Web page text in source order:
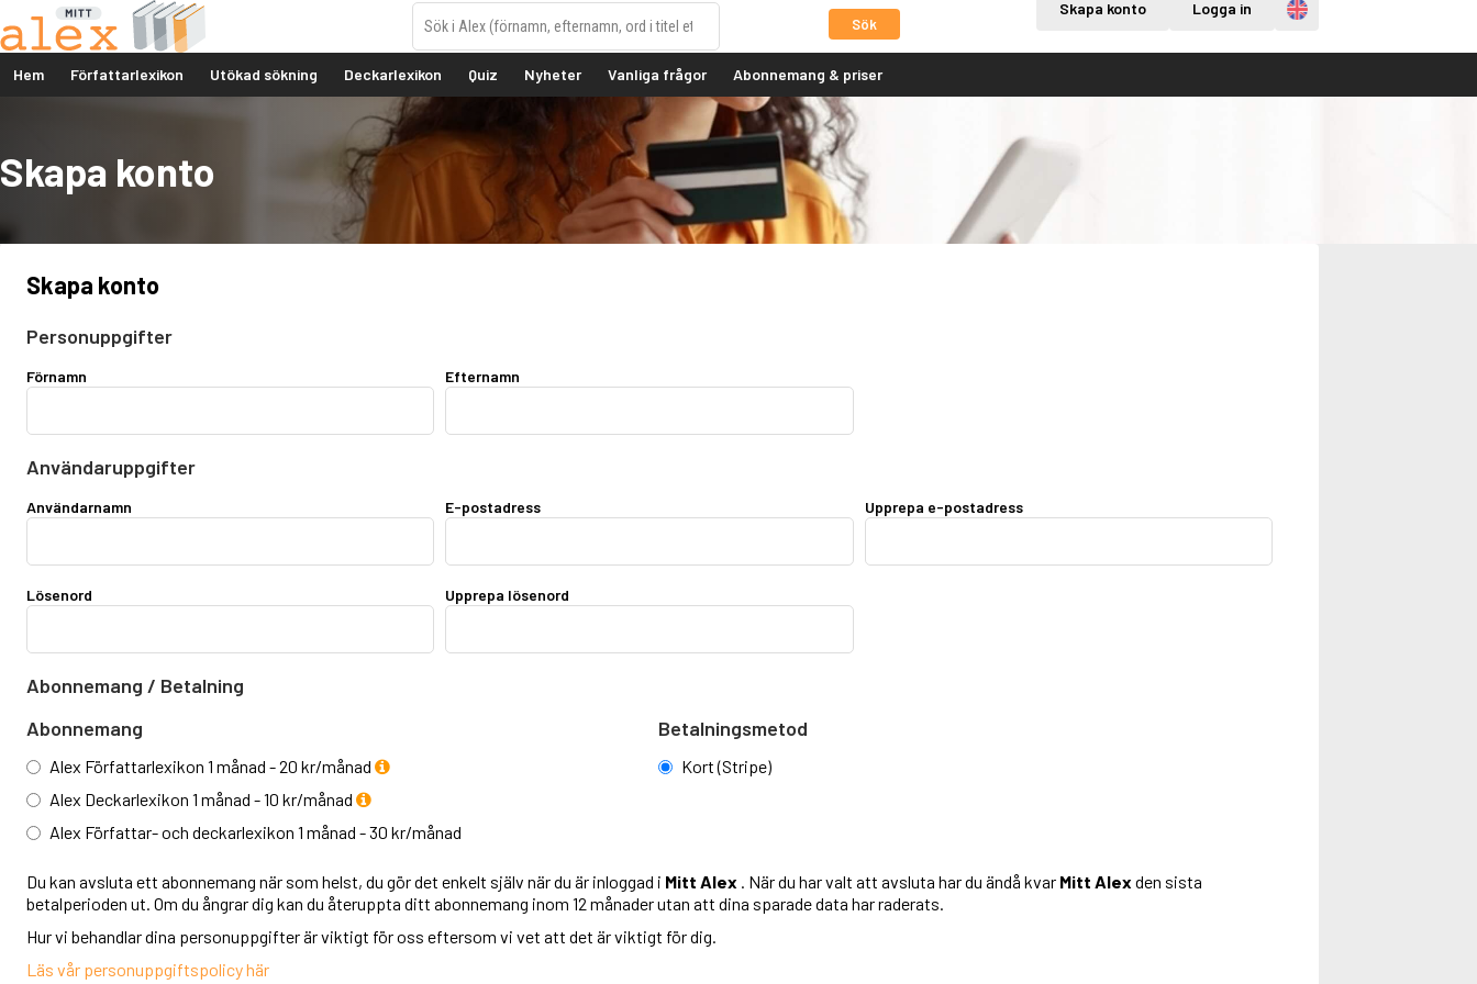
Sök
Skapa konto Logga in Engelska
Hem Författarlexikon Utökad sökning Deckarlexikon Quiz Nyheter Vanliga frågor Abonnemang & priser
Skapa konto
Skapa konto
Personuppgifter
Förnamn Efternamn
Användaruppgifter
Användarnamn E-postadress Upprepa e-postadress
Lösenord Upprepa lösenord
Abonnemang / Betalning
Abonnemang
Alex Författarlexikon 1 månad - 20 kr/månad
Alex Deckarlexikon 1 månad - 10 kr/månad
Alex Författar- och deckarlexikon 1 månad - 30 kr/månad
Betalningsmetod
Kort (Stripe)
Du kan avsluta ett abonnemang när som helst, du gör det enkelt själv när du är inloggad i Mitt Alex . När du har valt att avsluta har du ändå kvar Mitt Alex den sista
betalperioden ut. Om du ångrar dig kan du återuppta ditt abonnemang inom 12 månader utan att dina sparade data har raderats.
Hur vi behandlar dina personuppgifter är viktigt för oss eftersom vi vet att det är viktigt för dig.
Läs vår personuppgiftspolicy här